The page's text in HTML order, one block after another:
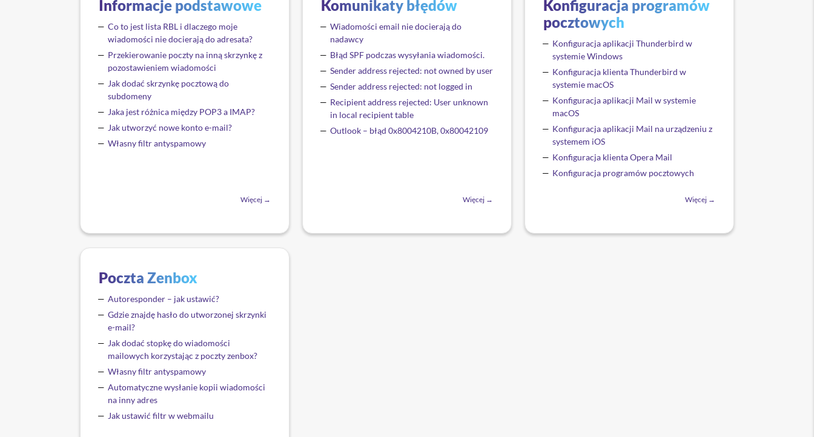
Informacje podstawowe
Co to jest lista RBL i dlaczego moje
wiadomości nie docierają do adresata?
Przekierowanie poczty na inną skrzynkę z
pozostawieniem wiadomości
Jak dodać skrzynkę pocztową do
subdomeny
Jaka jest różnica między POP3 a IMAP?
Jak utworzyć nowe konto e-mail?
Własny filtr antyspamowy
Więcej →
Komunikaty błędów
Wiadomości email nie docierają do
nadawcy
Błąd SPF podczas wysyłania wiadomości.
Sender address rejected: not owned by user
Sender address rejected: not logged in
Recipient address rejected: User unknown
in local recipient table
Outlook – błąd 0x8004210B, 0x80042109
Więcej →
Konfiguracja programów
pocztowych
Konfiguracja aplikacji Thunderbird w
systemie Windows
Konfiguracja klienta Thunderbird w
systemie macOS
Konfiguracja aplikacji Mail w systemie
macOS
Konfiguracja aplikacji Mail na urządzeniu z
systemem iOS
Konfiguracja klienta Opera Mail
Konfiguracja programów pocztowych
Więcej →
Poczta Zenbox
Autoresponder – jak ustawić?
Gdzie znajdę hasło do utworzonej skrzynki
e-mail?
Jak dodać stopkę do wiadomości
mailowych korzystając z poczty zenbox?
Własny filtr antyspamowy
Automatyczne wysłanie kopii wiadomości
na inny adres
Jak ustawić filtr w webmailu